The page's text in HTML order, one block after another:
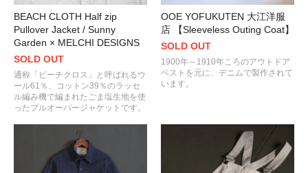
BEACH CLOTH Half zip
Pullover Jacket / Sunny
Garden × MELCHI DESIGNS
SOLD OUT
通称「ビーチクロス」と呼ばれるウ
ール61％、コットン39％のラッセ
ル編み機で編まれたごま塩生地を使
ったプルオーバージャケットです。
OOE YOFUKUTEN 大江洋服
店 【Sleeveless Outing Coat】
SOLD OUT
1900年～1910年ころのアウトドア
ベストを元に、デニムで製作されて
います。